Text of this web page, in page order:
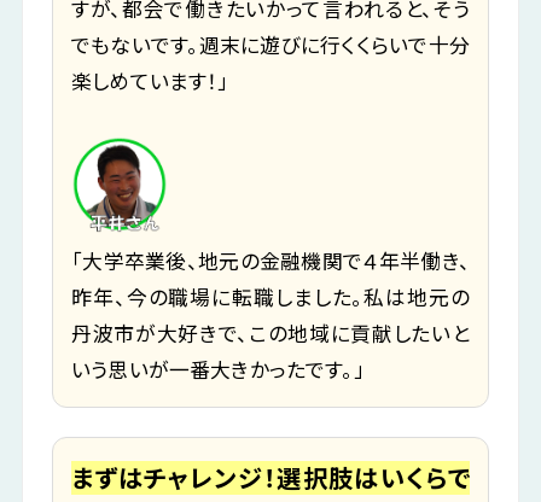
すが、都会で働きたいかって言われると、そう
でもないです。週末に遊びに行くくらいで十分
楽しめています！」
「大学卒業後、地元の金融機関で４年半働き、
昨年、今の職場に転職しました。私は地元の
丹波市が大好きで、この地域に貢献したいと
いう思いが一番大きかったです。」
まずはチャレンジ！選択肢はいくらで